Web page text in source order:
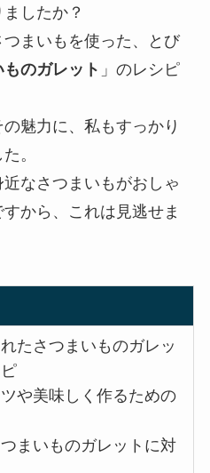
したか？
まいもを使った、とび
ものガレット 」のレシピ
魅力に、私もすっかり
。
なさつまいもがおしゃ
から、これは見逃せま
たさつまいものガレッ
や美味しく作るための
まいものガレットに対